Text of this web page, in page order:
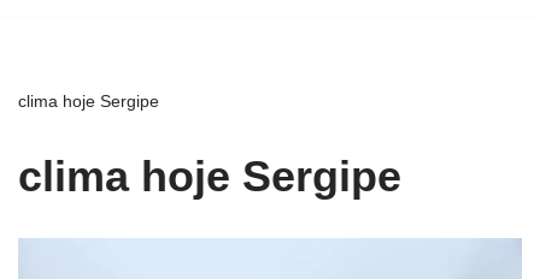
clima hoje Sergipe
clima hoje Sergipe